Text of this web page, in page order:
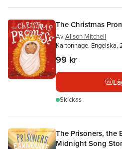
The Christmas
Av Alison Mitchell
Kartonnage, Engelska,
99 kr
Skickas
The Prisoners, the
Midnight Song